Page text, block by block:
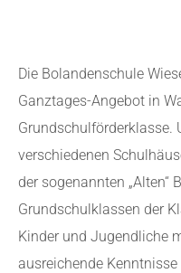
Die Bolandenschule
Ganztages-Angebot in
Grundschulförderklasse.
verschiedenen
der sogenannten „Alten“
Grundschulklassen der
Kinder und Jugendliche
ausreichende